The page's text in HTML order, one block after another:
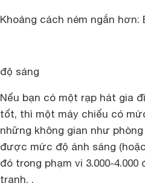
Khoảng cách ném ngắn hơn:
độ sáng
Nếu bạn có một rạp hát gia
tốt, thì một máy chiếu có
những không gian như
được mức độ ánh sáng
đó trong phạm vi 3.000-
tranh. .